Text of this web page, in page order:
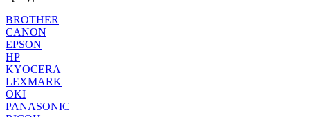
BROTHER
CANON
EPSON
HP
KYOCERA
LEXMARK
OKI
PANASONIC